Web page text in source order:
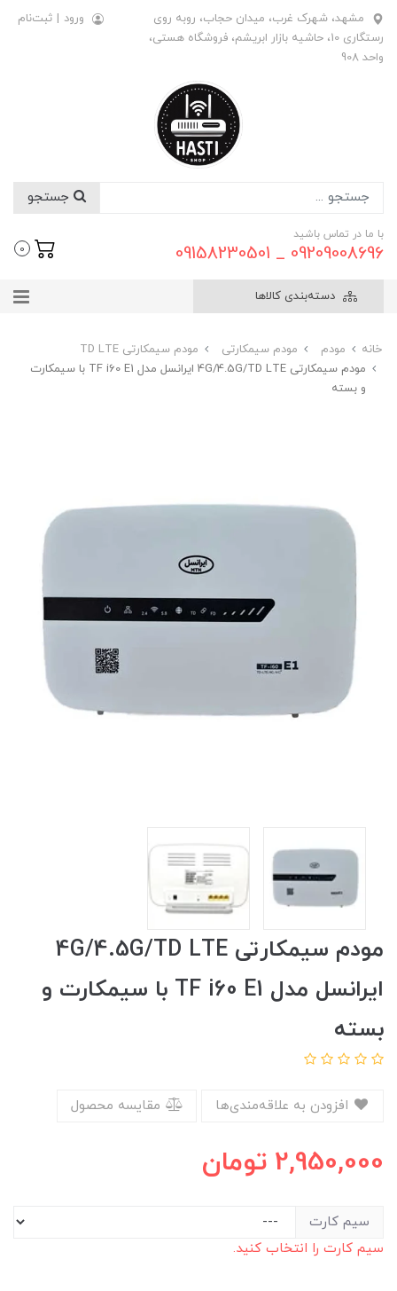
مشهد، شهرک غرب، میدان حجاب، روبه روی
رستگاری 10، حاشیه بازار ابریشم، فروشگاه هستی،
واحد 908
ورود | ثبت‌نام
با ما در تماس باشید
09209008696 _ 09158230501
0
دسته‌بندی کالاها
خانه مودم مودم سیمکارتی
مودم سیمکارتی TD LTE
مودم سیمکارتی 4G/4.5G/TD LTE ایرانسل مدل TF i60 E1 با سیمکارت
و بسته
مودم سیمکارتی 4G/4.5G/TD LTE
ایرانسل مدل TF i60 E1 با سیمکارت و
بسته
مقایسه محصول
2,950,000 تومان
سیم کارت
سیم کارت را انتخاب کنید.